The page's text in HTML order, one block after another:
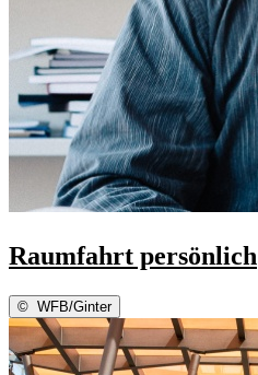
Raumfahrt persönlich
© WFB/Ginter